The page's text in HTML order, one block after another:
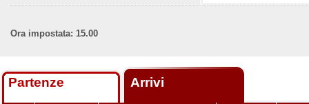
Ora impostata: 15.00
Partenze Arrivi